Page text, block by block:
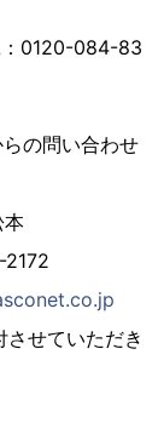
：0120-084-83
の問い合わせ
本
せていただき